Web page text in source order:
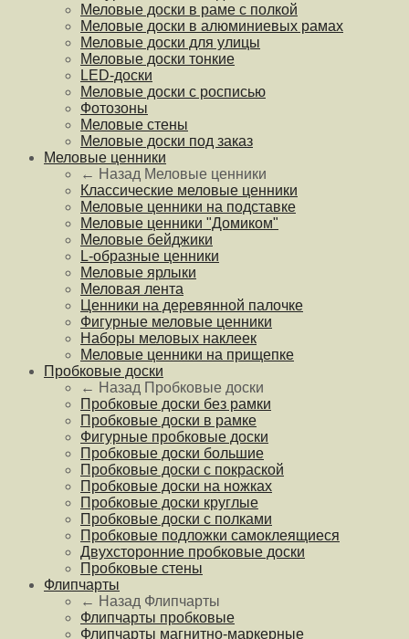
Меловые доски в раме с полкой
Меловые доски в алюминиевых рамах
Меловые доски для улицы
Меловые доски тонкие
LED-доски
Меловые доски с росписью
Фотозоны
Меловые стены
Меловые доски под заказ
Меловые ценники
← Назад Меловые ценники
Классические меловые ценники
Меловые ценники на подставке
Меловые ценники "Домиком"
Меловые бейджики
L-образные ценники
Меловые ярлыки
Меловая лента
Ценники на деревянной палочке
Фигурные меловые ценники
Наборы меловых наклеек
Меловые ценники на прищепке
Пробковые доски
← Назад Пробковые доски
Пробковые доски без рамки
Пробковые доски в рамке
Фигурные пробковые доски
Пробковые доски большие
Пробковые доски с покраской
Пробковые доски на ножках
Пробковые доски круглые
Пробковые доски с полками
Пробковые подложки самоклеящиеся
Двухсторонние пробковые доски
Пробковые стены
Флипчарты
← Назад Флипчарты
Флипчарты пробковые
Флипчарты магнитно-маркерные